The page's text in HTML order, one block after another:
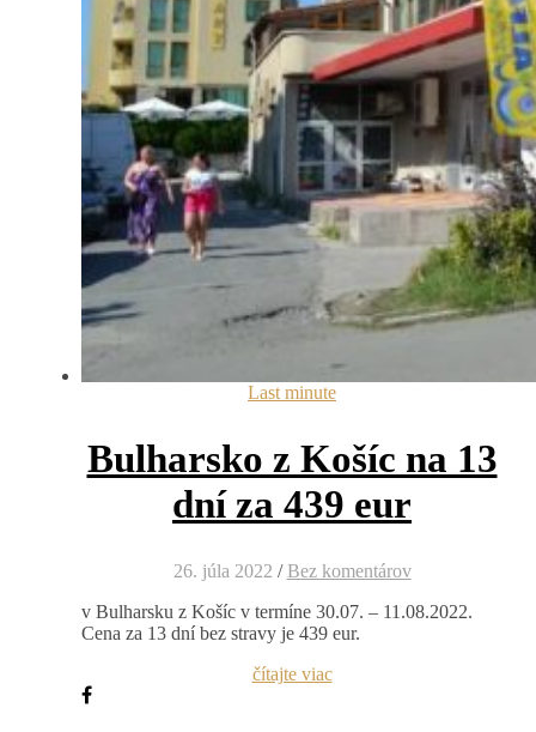
Last minute
Bulharsko z Košíc na 13
dní za 439 eur
26. júla 2022 / Bez komentárov
v Bulharsku z Košíc v termíne 30.07. – 11.08.2022.
Cena za 13 dní bez stravy je 439 eur.
čítajte viac